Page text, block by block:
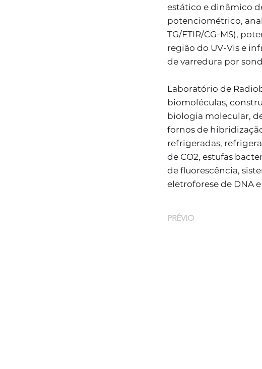
estático e dinâmico
potenciométrico,
TG/FTIR/CG-MS),
região do UV-Vis e
de varredura por
Laboratório de
biomoléculas,
biologia molecular,
fornos de
refrigeradas,
de CO2, estufas
de fluorescência,
eletroforese de DNA
PRÉVIO